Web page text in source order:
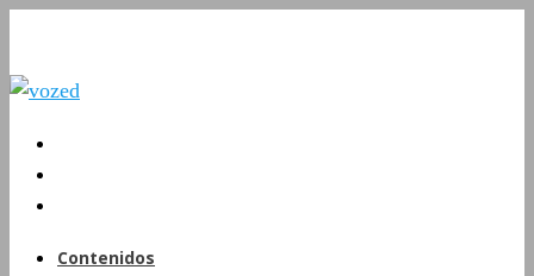
Contenidos